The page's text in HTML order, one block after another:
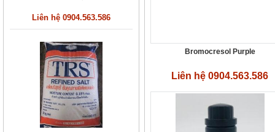
Liên hệ 0904.563.586
Bromocresol Purple
Liên hệ 0904.563.586